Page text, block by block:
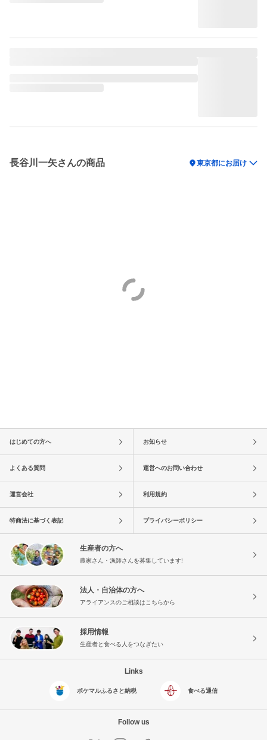
長谷川一矢さんの商品 location_on東京都にお届け
はじめての方へ お知らせ
よくある質問 運営へのお問い合わせ
運営会社 利用規約
特商法に基づく表記 プライバシーポリシー
生産者の方へ
農家さん・漁師さんを募集しています!
法人・自治体の方へ
アライアンスのご相談はこちらから
採用情報
生産者と食べる人をつなぎたい
Links
ポケマルふるさと納税 食べる通信
Follow us